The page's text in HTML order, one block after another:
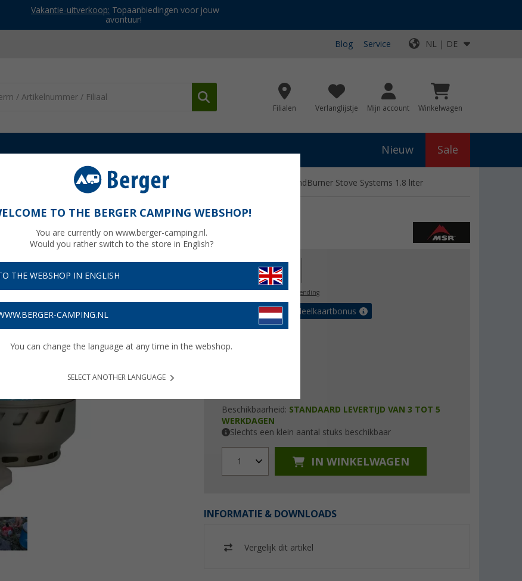
Vakantie-uitverkoop: Topaanbiedingen voor jouw
avontuur!
Blog Service NL | DE
Filialen Verlanglijstje Mijn account Winkelwagen
Nieuw Sale
kooktoestellen Andere BBQ accessoires MSR accessoire pot voor WindBurner Stove Systems 1.8 liter
Systems 1.8 liter
€ 128,00
gratis verzending
€ met de voordeelkaartbonus
Beschikbaarheid: STANDAARD LEVERTIJD VAN 3 TOT 5
WERKDAGEN
Slechts een klein aantal stuks beschikbaar
1 IN WINKELWAGEN
INFORMATIE & DOWNLOADS
Vergelijk dit artikel
TO THE BERGER CAMPING WEBSHOP!
You are currently on www.berger-camping.nl.
Would you rather switch to the store in English?
THE WEBSHOP IN ENGLISH
CAMPING.NL
You can change the language at any time in the webshop.
SELECT ANOTHER LANGUAGE